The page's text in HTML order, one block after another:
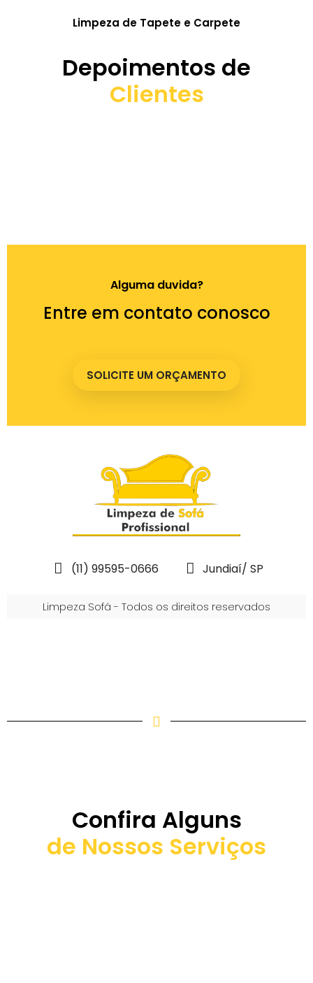
Limpeza de Tapete e Carpete
Depoimentos de
Clientes
Alguma duvida?
Entre em contato conosco
SOLICITE UM ORÇAMENTO
(11) 99595-0666 Jundiaí/ SP
Limpeza Sofá - Todos os direitos reservados
Confira Alguns
de Nossos Serviços